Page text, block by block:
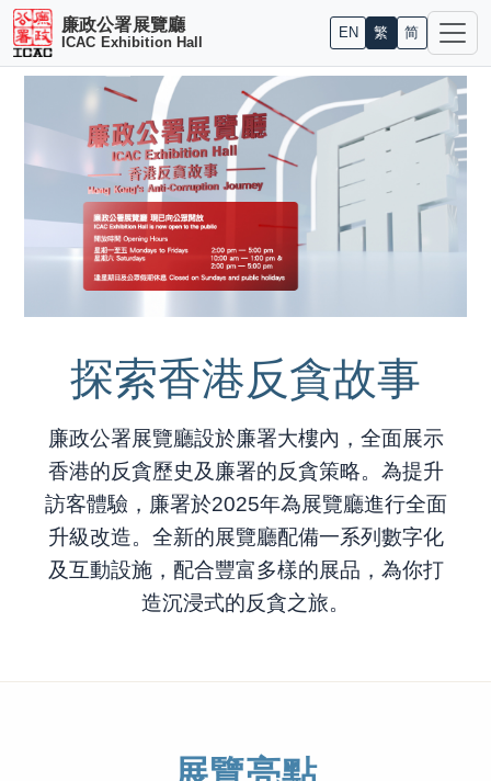
廉政公署展覽廳
ICAC Exhibition Hall
EN 繁 简
探索香港反貪故事
廉政公署展覽廳設於廉署大樓內，全面展示
香港的反貪歷史及廉署的反貪策略。為提升
訪客體驗，廉署於2025年為展覽廳進行全面
升級改造。全新的展覽廳配備一系列數字化
及互動設施，配合豐富多樣的展品，為你打
造沉浸式的反貪之旅。